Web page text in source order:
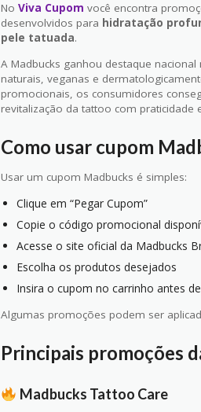
No Viva Cupom você encontra
desenvolvidos para hidratação
pele tatuada.
A Madbucks ganhou destaque
naturais, veganas e
promocionais, os consumidores
revitalização da tattoo com praticidade
Como usar cupom
Usar um cupom Madbucks é simples:
Clique em “Pegar Cupom”
Copie o código promocional
Acesse o site oficial da Madbucks
Escolha os produtos desejados
Insira o cupom no carrinho antes
Algumas promoções podem ser
Principais promoções
Madbucks Tattoo Care